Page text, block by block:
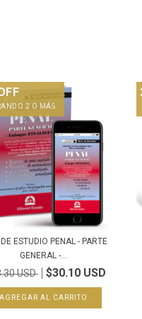
2 O MÁS.
ESTUDIO PENAL - PARTE
GENERAL -...
USD $30.10 USD